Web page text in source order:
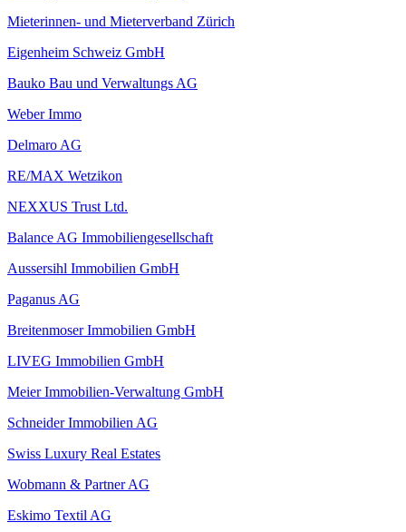
Mieterinnen- und Mieterverband Zürich
Eigenheim Schweiz GmbH
Bauko Bau und Verwaltungs AG
Weber Immo
Delmaro AG
RE/MAX Wetzikon
NEXXUS Trust Ltd.
Balance AG Immobiliengesellschaft
Aussersihl Immobilien GmbH
Paganus AG
Breitenmoser Immobilien GmbH
LIVEG Immobilien GmbH
Meier Immobilien-Verwaltung GmbH
Schneider Immobilien AG
Swiss Luxury Real Estates
Wobmann & Partner AG
Eskimo Textil AG